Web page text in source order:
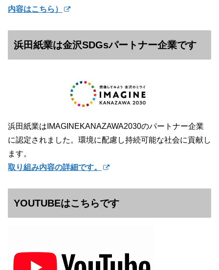
内容はこちら）
浜田紙業は金沢SDGsパートナー企業です
浜田紙業はIMAGINEKANAZAWA2030のパートナー企業
に認定されました。環境に配慮し持続可能な社会に貢献し
ます。
取り組み内容の詳細です。
YOUTUBEはこちらです